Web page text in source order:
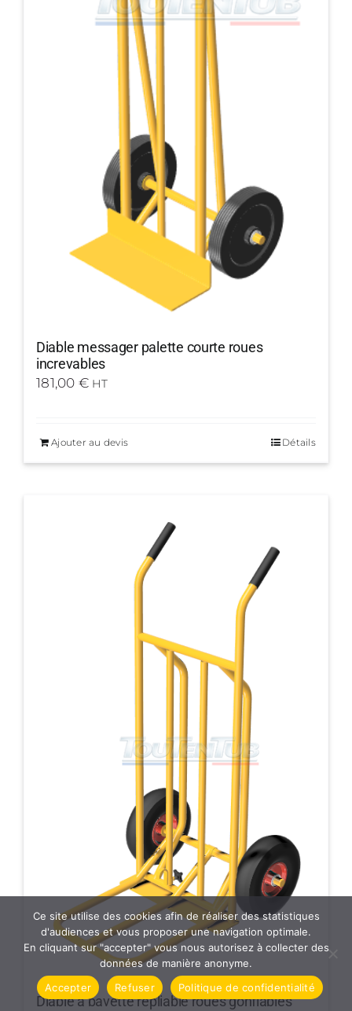
Diable messager palette courte roues
increvables
181,00 € HT
Ajouter au devis Détails
Diable à bavette repliable roues gonflables
Ce site utilise des cookies afin de réaliser des statistiques
d'audiences et vous proposer une navigation optimale.
En cliquant sur "accepter" vous nous autorisez à collecter des
données de manière anonyme.
Accepter
Refuser Politique de confidentialité